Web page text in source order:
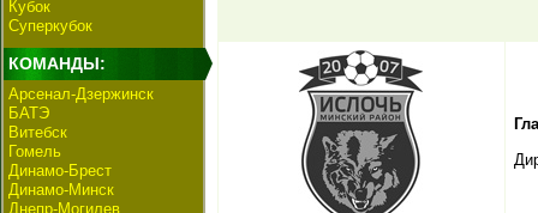
Кубок
Суперкубок
КОМАНДЫ:
Арсенал-Дзержинск
БАТЭ
Витебск
Гомель
Динамо-Брест
Динамо-Минск
Днепр-Могилев